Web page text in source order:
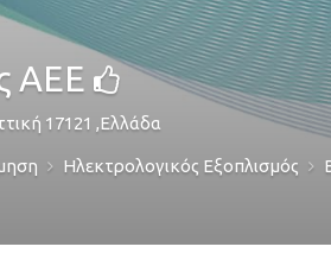
ΑΕΕ
17121 ,Ελλάδα
Ηλεκτρολογικός Εξοπλισμός